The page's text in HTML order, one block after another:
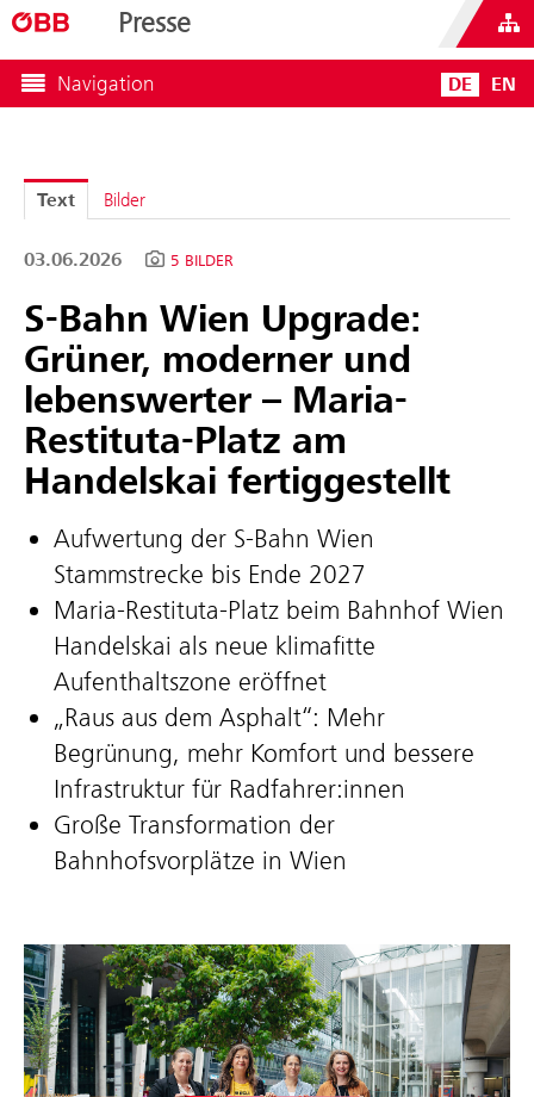
Presse
Navigation DE EN
Text Bilder
03.06.2026 5 BILDER
S-Bahn Wien Upgrade:
Grüner, moderner und
lebenswerter – Maria-
Restituta-Platz am
Handelskai fertiggestellt
Aufwertung der S-Bahn Wien
Stammstrecke bis Ende 2027
Maria-Restituta-Platz beim Bahnhof Wien
Handelskai als neue klimafitte
Aufenthaltszone eröffnet
„Raus aus dem Asphalt“: Mehr
Begrünung, mehr Komfort und bessere
Infrastruktur für Radfahrer:innen
Große Transformation der
Bahnhofsvorplätze in Wien